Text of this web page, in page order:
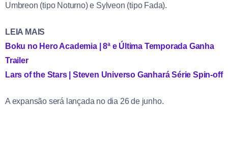
Umbreon (tipo Noturno) e Sylveon (tipo Fada).
LEIA MAIS
Boku no Hero Academia | 8ª e Última Temporada Ganha
Trailer
Lars of the Stars | Steven Universo Ganhará Série Spin-off
A expansão será lançada no dia 26 de junho.